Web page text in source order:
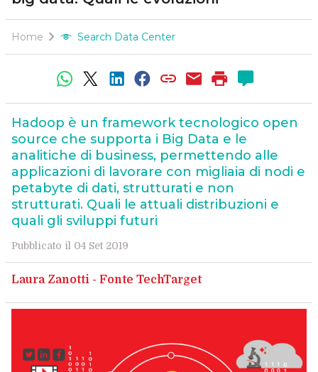
Home Search Data Center
Hadoop è un framework tecnologico open
source che supporta i Big Data e le
analitiche di business, permettendo alle
applicazioni di lavorare con migliaia di nodi e
petabyte di dati, strutturati e non
strutturati. Quali le attuali distribuzioni e
quali gli sviluppi futuri
Pubblicato il 04 Set 2019
Laura Zanotti - Fonte TechTarget